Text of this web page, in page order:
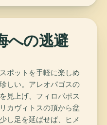
への逃避
ポットを手軽に楽しめ
しい。アレオパゴスの
見上げ、フィロパポス
カヴィトスの頂から盆
し足を延ばせば、ヒメ